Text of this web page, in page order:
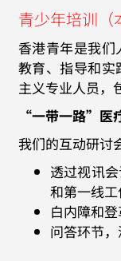
青少年培训（
香港青年是我
教育、指导和
主义专业人员，
“一带一路”医
我们的互动研讨
透过视讯
和第一线
白内障和
问答环节